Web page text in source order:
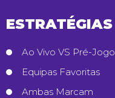
ESTRATÉGIAS
Ao Vivo VS Pré-Jogo
Equipas Favoritas
Ambas Marcam